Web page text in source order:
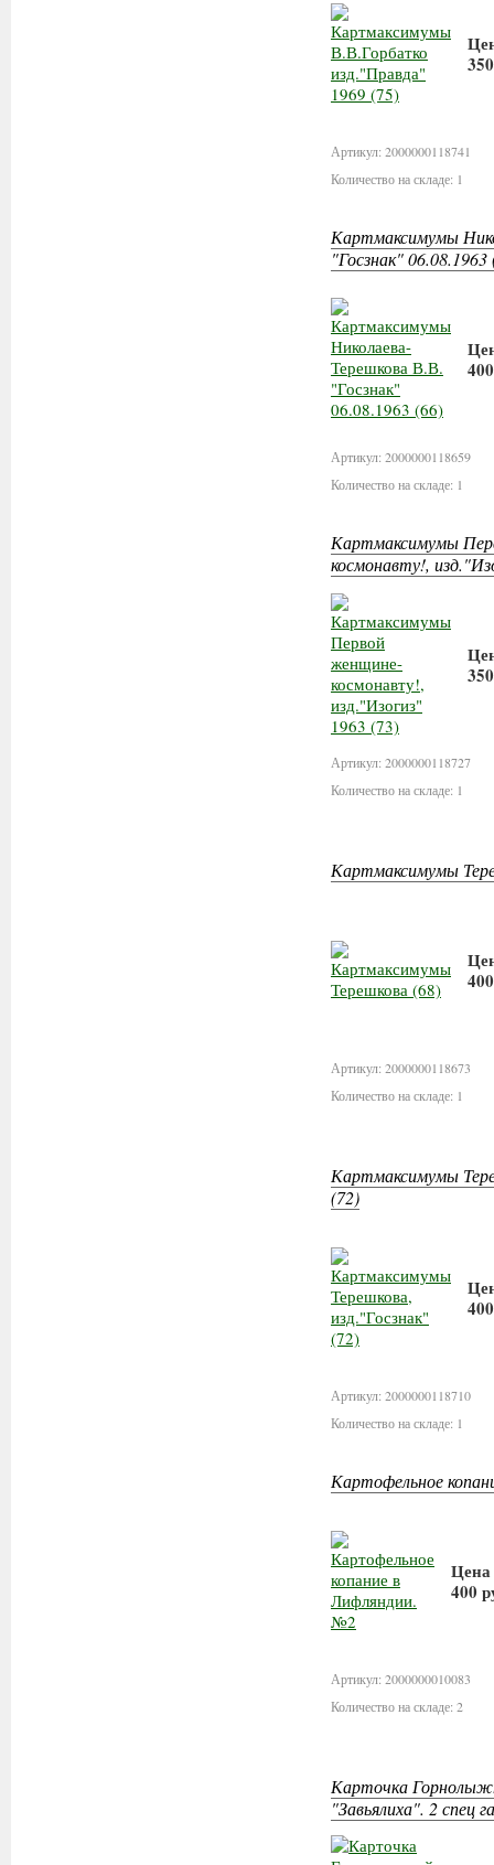
Артикул: 2000000118741
Количество на складе: 1
Картмаксимумы
"Госзнак" 06.08.1963
Артикул: 2000000118659
Количество на складе: 1
Картмаксимумы
космонавту!,
Артикул: 2000000118727
Количество на складе: 1
Картмаксимумы
Артикул: 2000000118673
Количество на складе: 1
Картмаксимумы
(72)
Артикул: 2000000118710
Количество на складе: 1
Картофельное
Цена
400
Артикул: 2000000010083
Количество на складе: 2
Карточка
"Завьялиха". 2 спец